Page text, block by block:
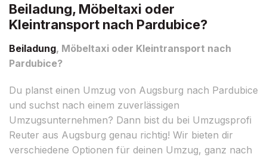
Beiladung, Möbeltaxi oder
Kleintransport nach Pardubice?
Beiladung, Möbeltaxi oder Kleintransport nach
Pardubice?
Du planst einen Umzug von Augsburg nach Pardubice
und suchst nach einem zuverlässigen
Umzugsunternehmen? Dann bist du bei Umzugsprofi
Reuter aus Augsburg genau richtig! Wir bieten dir
verschiedene Optionen für deinen Umzug, ganz nach